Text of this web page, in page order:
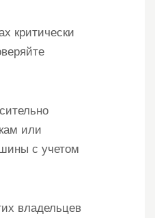
критически
или
с учетом
владельцев